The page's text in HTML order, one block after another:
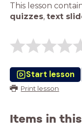
This lesson
quizzes, text
Start lesson
Print lesson
Items in